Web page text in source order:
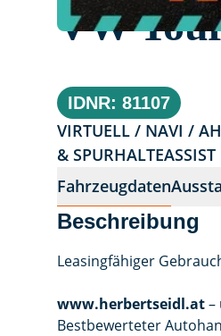
VW
IDNR: 81107
VIRTUELL / NAVI /
& SPURHALTEASSIST
Fahrzeugdaten
Beschreibung
Leasingfähiger
www.herbertseidl.at–
Bestbewerteter